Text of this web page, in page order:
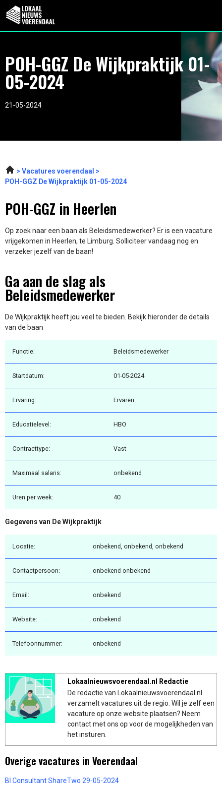
POH-GGZ De Wijkpraktijk 01-
05-2024
21-05-2024
Vacatures voerendaal
POH-GGZ De Wijkpraktijk 01-05-2024
POH-GGZ in Heerlen
Op zoek naar een baan als Beleidsmedewerker? Er is een vacature
vrijgekomen in Heerlen, te Limburg. Solliciteer vandaag nog en
verzeker jezelf van de baan!
Ga aan de slag als
Beleidsmedewerker
De Wijkpraktijk heeft jou veel te bieden. Bekijk hieronder de details
van de baan
Functie: Beleidsmedewerker
Startdatum: 01-05-2024
Ervaring: Ervaren
Educatielevel: HBO
Contracttype: Vast
Maximaal salaris: onbekend
Uren per week: 40
Gegevens van De Wijkpraktijk
Locatie: onbekend, onbekend, onbekend
Contactpersoon: onbekend onbekend
Email: onbekend
Website: onbekend
Telefoonnummer: onbekend
Lokaalnieuwsvoerendaal.nl Redactie
De redactie van Lokaalnieuwsvoerendaal.nl
verzamelt vacatures uit de regio. Wil je zelf een
vacature op onze website plaatsen? Neem
contact met ons op voor de mogelijkheden van
het insturen.
Overige vacatures in Voerendaal
BI Consultant ShareTwo 29-05-2024